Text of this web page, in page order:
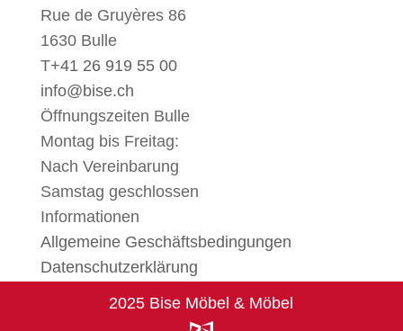
Rue de Gruyères 86
1630 Bulle
T+41 26 919 55 00
info@bise.ch
Öffnungszeiten Bulle
Montag bis Freitag:
Nach Vereinbarung
Samstag geschlossen
Informationen
Allgemeine Geschäftsbedingungen
Datenschutzerklärung
2025 Bise Möbel & Möbel